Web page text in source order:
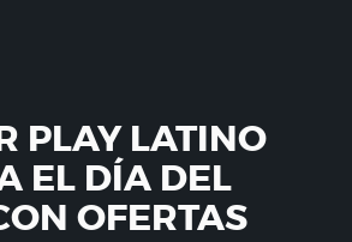
PLAY LATINO
EL DÍA DEL
OFERTAS